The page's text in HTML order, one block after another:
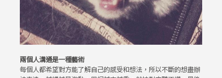
兩個人溝通是一種藝術
每個人都希望對方能了解自己的感受和想法，所以不斷的想盡辦